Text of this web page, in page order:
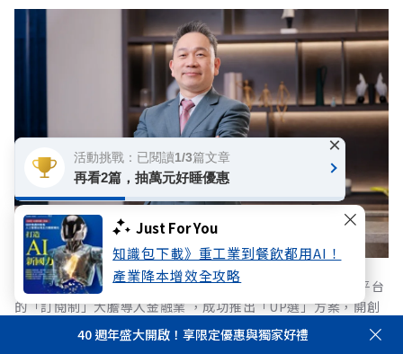
Just For You
知識包下載》重工業到餐飲都用AI！
產業降本增效全攻略
玉山銀行信用卡暨支付金融處處長張正志提到，玉山將影音平台
的「訂閱制」大膽導入金融業 ，成功推出「UP選」方案，開創
跨界融合的數位金融新商模 。
40 週年盛大開啟！享限定優惠與獨家好禮
活動挑戰：已閱讀1/3篇文章
再看2篇，抽萬元好睡優惠
×